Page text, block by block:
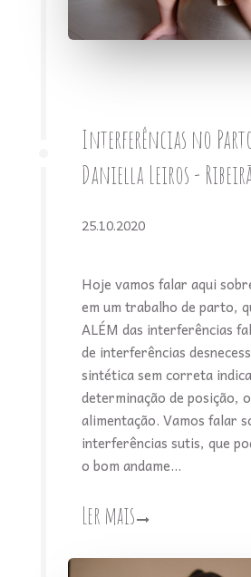
Interferências no
Daniella Leiros -
25.10.2020
Hoje vamos falar aqui
em um trabalho de parto,
ALÉM das interferências
de interferências
sintética sem correta
determinação de posição,
alimentação. Vamos falar
interferências sutis, que
o bom andame...
Ler mais